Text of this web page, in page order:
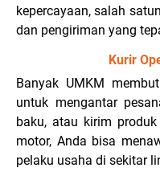
kepercayaan, salah
dan pengiriman yang
Kurir
Banyak UMKM
untuk mengantar
baku, atau kirim
motor, Anda bisa
pelaku usaha di sekitar